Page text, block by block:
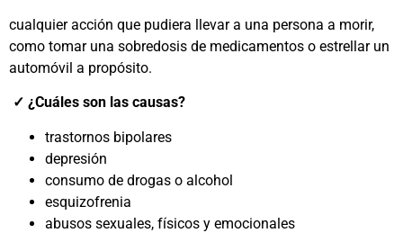
cualquier acción que pudiera llevar a una persona a morir,
como tomar una sobredosis de medicamentos o estrellar un
automóvil a propósito.
✓ ¿Cuáles son las causas?
trastornos bipolares
depresión
consumo de drogas o alcohol
esquizofrenia
abusos sexuales, físicos y emocionales